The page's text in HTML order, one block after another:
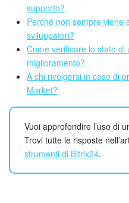
Webmail
Gruppi di lavoro
Incarichi e progetti
CRM
Prenotazione online
supporto?
Perché non sempre viene
sviluppatori?
Come verificare lo stato
miglioramento?
A chi rivolgersi in caso di
Market?
Vuoi approfondire l’uso di
Trovi tutte le risposte
strumenti di Bitrix24.